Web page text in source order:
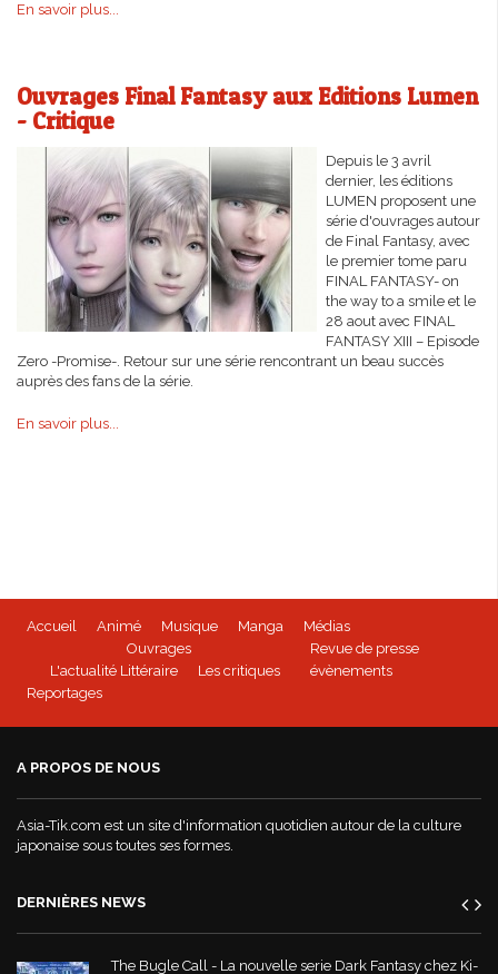
En savoir plus...
Ouvrages Final Fantasy aux Editions Lumen
- Critique
Depuis le 3 avril
dernier, les éditions
LUMEN proposent une
série d'ouvrages autour
de Final Fantasy, avec
le premier tome paru
FINAL FANTASY- on
the way to a smile et le
28 aout avec FINAL
FANTASY XIII – Episode
Zero -Promise-. Retour sur une série rencontrant un beau succès
auprès des fans de la série.
En savoir plus...
Accueil Animé Musique Manga
Médias
Ouvrages
L'actualité Littéraire
Les critiques
Revue de presse
évènements
Reportages
A PROPOS DE NOUS
Asia-Tik.com est un site d'information quotidien autour de la culture
japonaise sous toutes ses formes.
DERNIÈRES NEWS
The Bugle Call - La nouvelle serie Dark Fantasy chez Ki-